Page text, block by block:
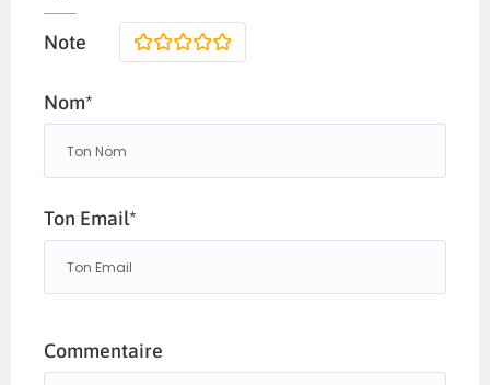
Note 5
4
3
2
Nom*
Ton Email*
Commentaire